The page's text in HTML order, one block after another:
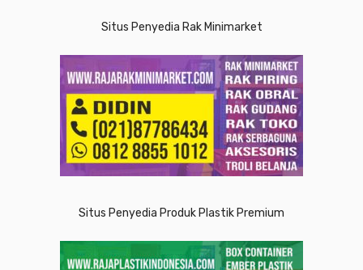
Situs Penyedia Rak Minimarket
Situs Penyedia Produk Plastik Premium